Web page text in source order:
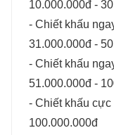
10.000.000đ -
- Chiết khấu
31.000.000đ -
- Chiết khấu
51.000.000đ -
- Chiết khấu
100.000.000đ